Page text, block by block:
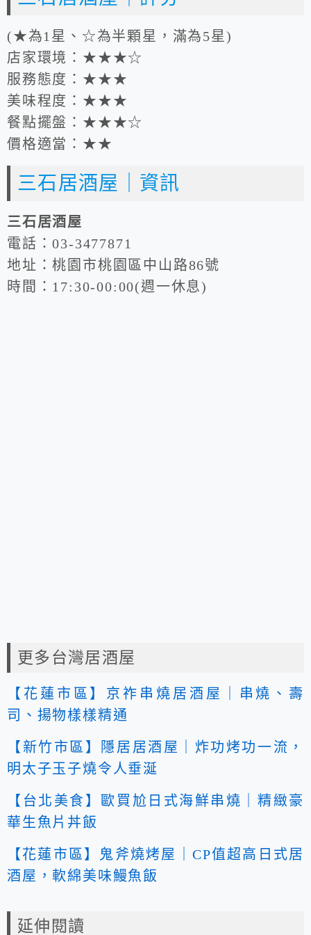
(★為1星、☆為半顆星，滿為5星)
店家環境：★★★☆
服務態度：★★★
美味程度：★★★
餐點擺盤：★★★☆
價格適當：★★
三石居酒屋｜資訊
三石居酒屋
電話：03-3477871
地址：桃園市桃園區中山路86號
時間：17:30-00:00(週一休息)
更多台灣居酒屋
【花蓮市區】京祚串燒居酒屋｜串燒、壽
司、揚物樣樣精通
【新竹市區】隱居居酒屋｜炸功烤功一流，
明太子玉子燒令人垂涎
【台北美食】歐買尬日式海鮮串燒｜精緻豪
華生魚片丼飯
【花蓮市區】鬼斧燒烤屋｜CP值超高日式居
酒屋，軟綿美味鰻魚飯
延伸閱讀